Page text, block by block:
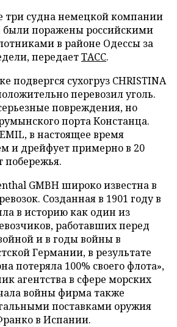
судна немецкой компании
были поражены российскими
в районе Одессы за
передаетТАСС.
подвергся сухогруз CHRISTINA
перевозил уголь.
повреждения, но
порта Констанца.
в настоящее время
и дрейфует примерно в 20
побережья.
GMBH широко известна в
Созданная в 1901 году в
в историю как один из
работавших перед
и в годы войны в
Германии, в результате
потеряла 100% своего флота»,
агентства в сфере морских
войны фирма также
поставками оружия
в Испании.